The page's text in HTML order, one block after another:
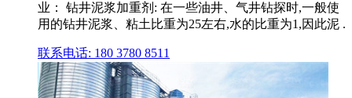
业： 钻井泥浆加重剂: 在一些油井、气井钻探时,一般使
用的钻井泥浆、粘土比重为25左右,水的比重为1,因此泥 .
联系电话: 180 3780 8511